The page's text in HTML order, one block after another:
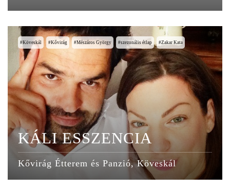
Köveskál Kővirág Mészáros György szezonális étlap Zakar Kata
KÁLI ESSZENCIA
Kővirág Étterem és Panzió, Köveskál